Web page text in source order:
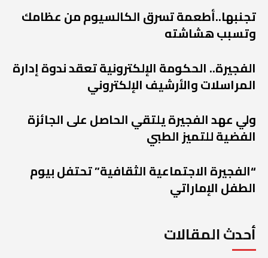
تجنبها..أطعمة تسرق الكالسيوم من عظامك
وتسبب هشاشته
الفجيرة.. الحكومة الإلكترونية تعقد ندوة إدارة
المراسلات والأرشيف الإلكتروني
ولي عهد الفجيرة يلتقي الحاصل على الجائزة
الفضية للتميز الطبي
“الفجيرة الاجتماعية الثقافية” تحتفل بيوم
الطفل الإماراتي
أحدث المقالات